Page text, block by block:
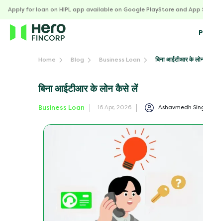
Home Blog Business Loan बिना आईटीआर के
बिना आईटीआर के लोन कैसे लें
Business Loan 16 Apr, 2026 Ashavmedh
Apply for loan on HIPL app available on Google PlayStore and App